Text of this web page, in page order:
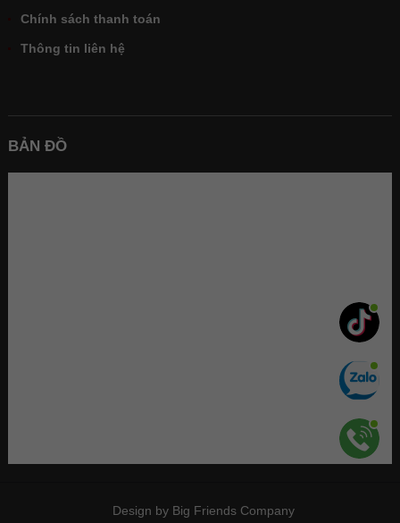
Chính sách thanh toán
Thông tin liên hệ
BẢN ĐỒ
Design by Big Friends Company